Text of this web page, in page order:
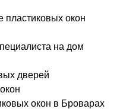
окон
на дом
дверей
окон в Броварах